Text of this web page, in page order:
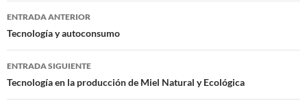
Navegación
de
entradas
ENTRADA ANTERIOR
Tecnología y autoconsumo
ENTRADA SIGUIENTE
Tecnología en la producción de Miel Natural y Ecológica